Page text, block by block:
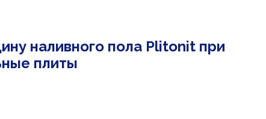
наливного пола Plitonit при
плиты